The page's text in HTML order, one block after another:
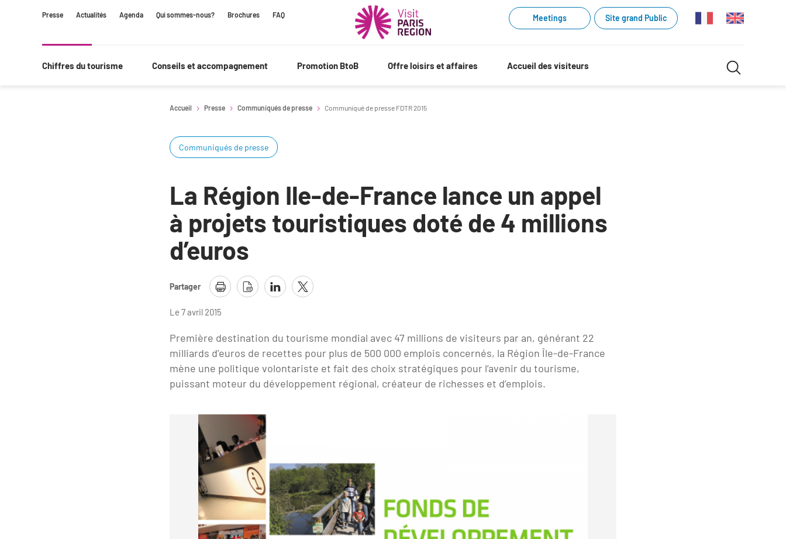
Navigation
RecherchePresse Actualités Agenda Qui sommes-nous? Brochures FAQ Meetings Site grand Public
Chiffres du tourisme Conseils et accompagnement Promotion BtoB Offre loisirs et affaires Accueil des visiteurs Recherche
Accueil Presse Communiqués de presse Communiqué de presse FDTR 2015
Communiqués de presse
La Région Ile-de-France lance un appel
à projets touristiques doté de 4 millions
d’euros
Partager
Le 7 avril 2015
Première destination du tourisme mondial avec 47 millions de visiteurs par an, générant 22
milliards d’euros de recettes pour plus de 500 000 emplois concernés, la Région Île-de-France
mène une politique volontariste et fait des choix stratégiques pour l’avenir du tourisme,
puissant moteur du développement régional, créateur de richesses et d’emplois.